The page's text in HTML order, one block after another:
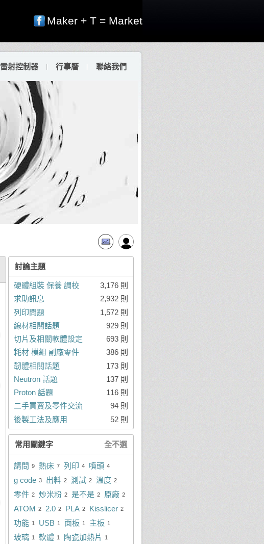
Maker + T = Market
雷射控制器 行事曆 聯絡我們
討論主題
3,176 則
硬體組裝 保養 調校
2,932 則
求助訊息
1,572 則
列印問題
929 則
線材相關話題
693 則
切片及相關軟體設定
386 則
耗材 模組 副廠零件
173 則
韌體相關話題
137 則
Neutron 話題
116 則
Proton 話題
94 則
二手買賣及零件交流
52 則
後製工法及應用
全不選
常用關鍵字
9
請問 7
熱床 4
列印 4
噴頭
3
g code 2
出料 2
測試 2
溫度
2
零件 2
炒米粉 2
是不是 2
原廠
2
ATOM 2
2.0 2
PLA 2
Kisslicer
1
功能 1
USB 1
面板 1
主板
1
玻璃 1
軟體 1
陶瓷加熱片